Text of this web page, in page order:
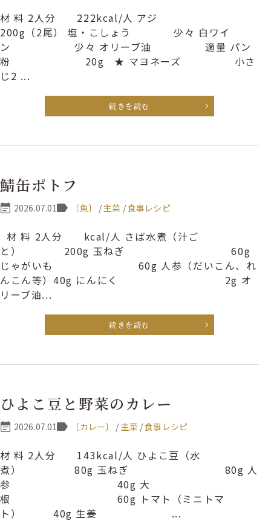
材 料 2人分 222kcal/人 アジ
200g（2尾） 塩・こしょう 少々 白ワイ
ン 少々 オリーブ油 適量 パン
粉 20g ★ マヨネーズ 小さ
じ2 ...
続きを読む
鯖缶ポトフ
2026.07.01 〔魚〕 / 主菜 /食事レシピ
材 料 2人分 kcal/人 さば水煮（汁ご
と） 200g 玉ねぎ 60g
じゃがいも 60g 人参（だいこん、れ
んこん等）40g にんにく 2g オ
リーブ油...
続きを読む
ひよこ豆と野菜のカレー
2026.07.01 〔カレー〕 / 主菜/食事レシピ
材 料 2人分 143kcal/人 ひよこ豆（水
煮） 80g 玉ねぎ 80g 人
参 40g 大
根 60g トマト（ミニトマ
ト） 40g 生姜 ...